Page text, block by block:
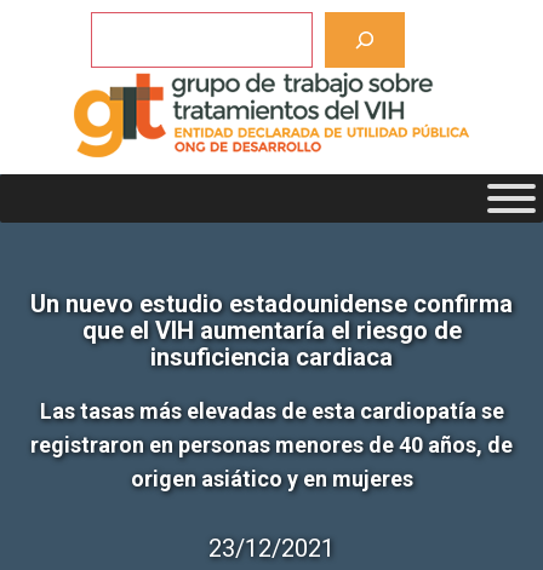
Un nuevo estudio estadounidense confirma
que el VIH aumentaría el riesgo de
insuficiencia cardiaca
Las tasas más elevadas de esta cardiopatía se
registraron en personas menores de 40 años, de
origen asiático y en mujeres
23/12/2021